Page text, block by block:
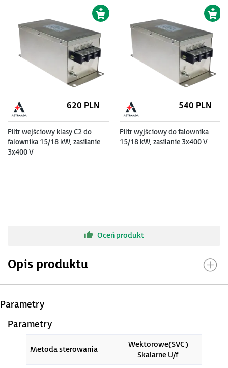
Filtr wejściowy klasy C2 do
falownika 15/18 kW, zasilanie
3x400 V
620 PLN
Filtr wyjściowy do falownika
15/18 kW, zasilanie 3x400 V
540 PLN
Oceń produkt
Opis produktu
Parametry
Parametry
Metoda sterowania
Wektorowe(SVC)
Skalarne U/f